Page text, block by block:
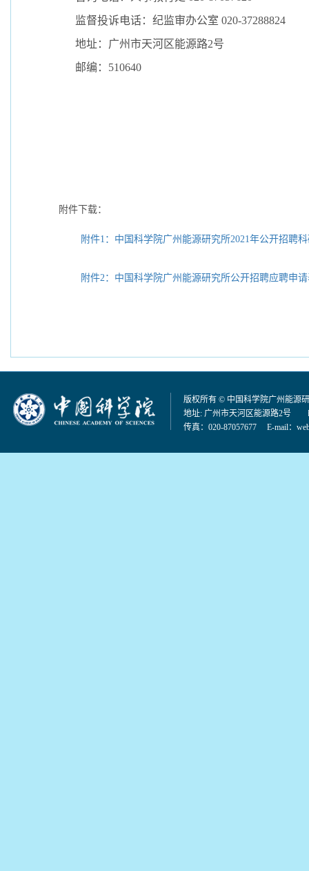
监督投诉电话：纪监审办公室 020-37288824
地址：广州市天河区能源路2号
邮编： 510640
附件下载：
附件1：中国科学院广州能源研究所2021年公开招聘
附件2：中国科学院广州能源研究所公开招聘应聘申请
版权所有 © 中国科学院广州能源
地址: 广州市天河区能源路2号
传真：020-87057677 E-mail：